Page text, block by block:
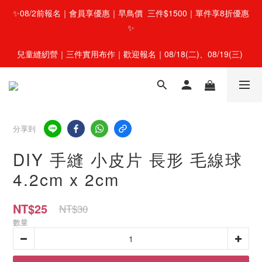
✨08/2前報名｜會員享優惠｜早鳥價  三件$1500｜單件享8折優惠
✨
兒童縫紉營｜三件實用布作｜歡迎報名｜08/18(二)、08/19(三)
分享到
DIY 手縫 小皮片 長形 毛線球
4.2cm x 2cm
NT$25 NT$30
數量